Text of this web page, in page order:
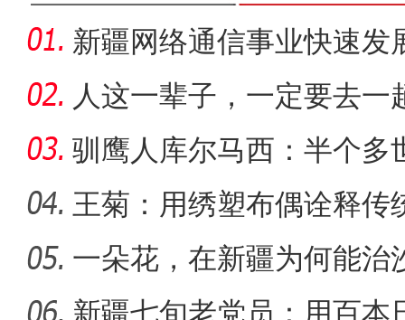
【与你为邻】俄罗斯滑雪小
新疆网络通信事业快速发
距离
人这一辈子，一定要去一
驯鹰人库尔马西：半个多
王菊：用绣塑布偶诠释传
一朵花，在新疆为何能治
新疆七旬老党员：用百本